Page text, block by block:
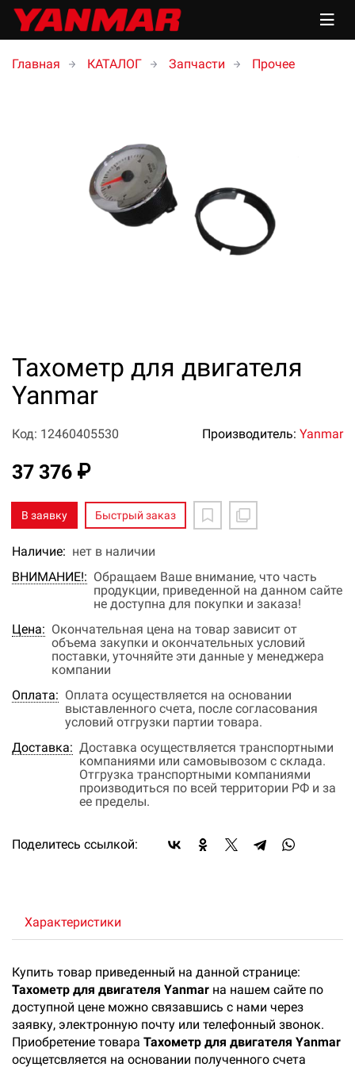
Главная КАТАЛОГ Запчасти Прочее
Тахометр для двигателя
Yanmar
Код: 12460405530 Производитель: Yanmar
37 376 ₽
В заявку Быстрый заказ
Наличие: нет в наличии
ВНИМАНИЕ!: Обращаем Ваше внимание, что часть
продукции, приведенной на данном сайте
не доступна для покупки и заказа!
Цена: Окончательная цена на товар зависит от
объема закупки и окончательных условий
поставки, уточняйте эти данные у менеджера
компании
Оплата: Оплата осуществляется на основании
выставленного счета, после согласования
условий отгрузки партии товара.
Доставка: Доставка осуществляется транспортными
компаниями или самовывозом с склада.
Отгрузка транспортными компаниями
производиться по всей территории РФ и за
ее пределы.
Поделитесь ссылкой:
Характеристики
Купить товар приведенный на данной странице:
Тахометр для двигателя Yanmar на нашем сайте по
доступной цене можно связавшись с нами через
заявку, электронную почту или телефонный звонок.
Приобретение товара Тахометр для двигателя Yanmar
осущетсвляется на основании полученного счета